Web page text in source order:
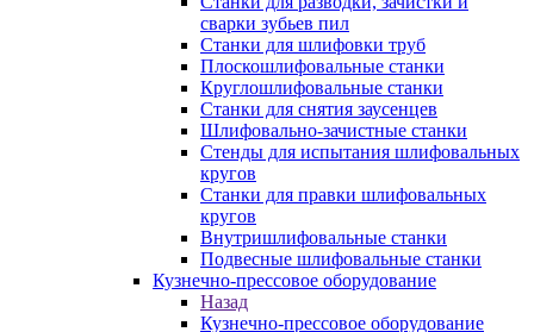
сварки зубьев пил
Станки для шлифовки труб
Плоскошлифовальные станки
Круглошлифовальные станки
Станки для снятия заусенцев
Шлифовально-зачистные станки
Стенды для испытания шлифовальных
кругов
Станки для правки шлифовальных
кругов
Внутришлифовальные станки
Подвесные шлифовальные станки
Кузнечно-прессовое оборудование
Назад
Кузнечно-прессовое оборудование